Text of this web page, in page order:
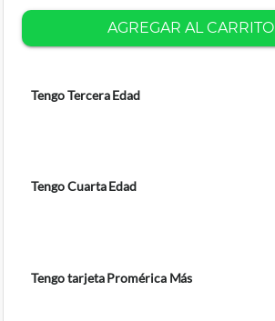
AGREGAR AL CARRITO
Tengo Tercera Edad
Tengo Cuarta Edad
Tengo tarjeta Promérica Más